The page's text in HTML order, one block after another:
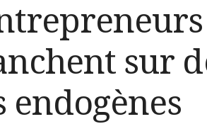
sur
endogènes